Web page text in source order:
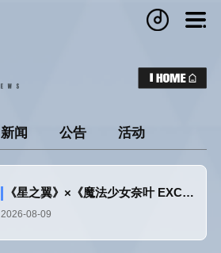
新闻 公告 活动
《星之翼》×《魔法少女奈叶 EXCEEDS Gun Blaze Vengeance》联动决定！
2026-08-09